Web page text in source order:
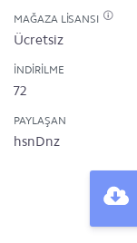
MAĞAZA LISANSI
Ücretsiz
İNDIRILME
72
PAYLAŞAN
hsnDnz